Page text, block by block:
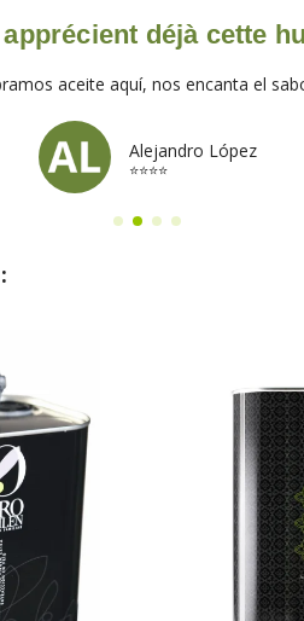
déjà cette
aceite aquí, nos encanta el
Alejandro López
⭐⭐⭐⭐